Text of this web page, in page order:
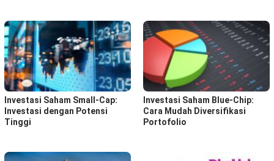
Investasi Saham Small-Cap:
Investasi dengan Potensi
Tinggi
Investasi Saham Blue-Chip:
Cara Mudah Diversifikasi
Portofolio